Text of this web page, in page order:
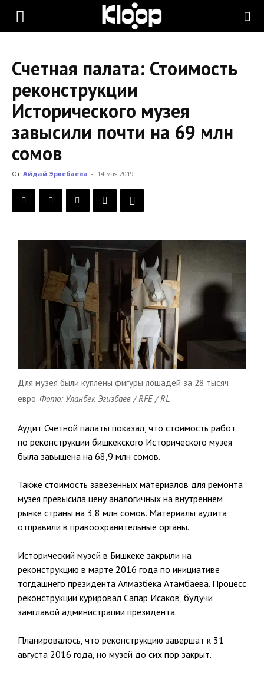
KLOOP.KG
Новости
Кыргызстана
Счетная палата: Стоимость
реконструкции
Исторического музея
завысили почти на 69 млн
сомов
От Айдай Эркебаева - 14 мая 2019
Для музея были куплены фигуры лошадей за 28 тысяч
евро. Фото: Уланбек Эгизбаев / RFE / RL
Аудит Счетной палаты показал, что стоимость работ
по реконструкции бишкекского Исторического музея
была завышена на 68,9 млн сомов.
Также стоимость завезенных материалов для ремонта
музея превысила цену аналогичных на внутреннем
рынке страны на 3,8 млн сомов. Материалы аудита
отправили в правоохранительные органы.
Исторический музей в Бишкеке закрыли на
реконструкцию в марте 2016 года по инициативе
тогдашнего президента Алмазбека Атамбаева. Процесс
реконструкции курировал Сапар Исаков, будучи
замглавой администрации президента.
Планировалось, что реконструкцию завершат к 31
августа 2016 года, но музей до сих пор закрыт.